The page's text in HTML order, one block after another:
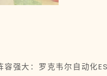
强大：罗克韦尔自动化